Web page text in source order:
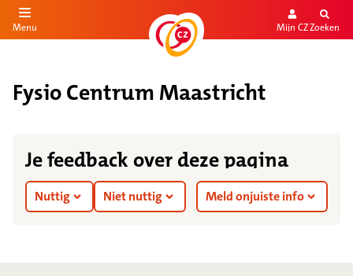
de inhoud
Menu Mijn CZZoeken
Fysio Centrum Maastricht
Je feedback over deze pagina
Nuttig Niet nuttig Meld onjuiste info